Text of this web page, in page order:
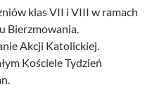
klas VII i VIII w ramach
Bierzmowania.
Akcji Katolickiej.
Kościele Tydzień